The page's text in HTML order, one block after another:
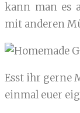
kann man es
mit anderen
Esst ihr gerne
einmal euer